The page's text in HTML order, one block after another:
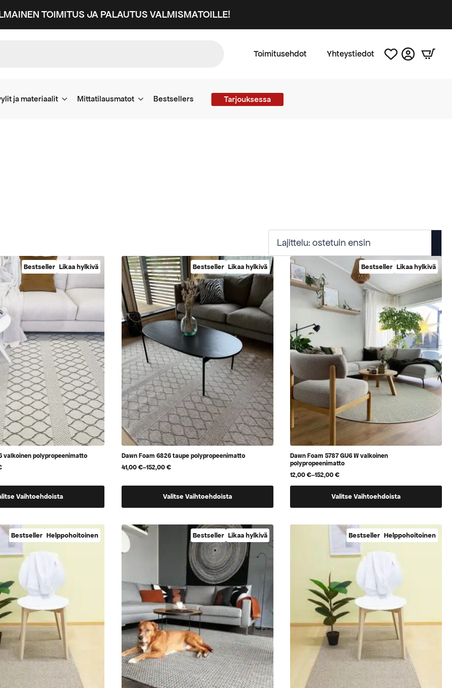
TOIMITUS JA PALAUTUS VALMISMATOILLE!
Toimitusehdot Yhteystiedot
ja materiaalit Mittatilausmatot Bestsellers Tarjouksessa
Bestseller Likaa hylkivä
valkoinen polypropeenimatto
Vaihtoehdoista
Bestseller Likaa hylkivä
Dawn Foam 6826 taupe polypropeenimatto
41,00€–152,00€
Hintaluokka:
-
Valitse Vaihtoehdoista
tuotteella
useampi
muunnelma.
Voit
valinnat
tuotteen
sivulla.
Bestseller Likaa hylkivä
Dawn Foam 5787 GU6 W valkoinen
polypropeenimatto
12,00€–152,00€
Hintaluokka:
12,00 €
Valitse Vaihtoehdoista
tuotteella
valinnat
tuotteen
sivulla.
Bestseller Helppohoitoinen Bestseller Likaa hylkivä Bestseller Helppohoitoinen